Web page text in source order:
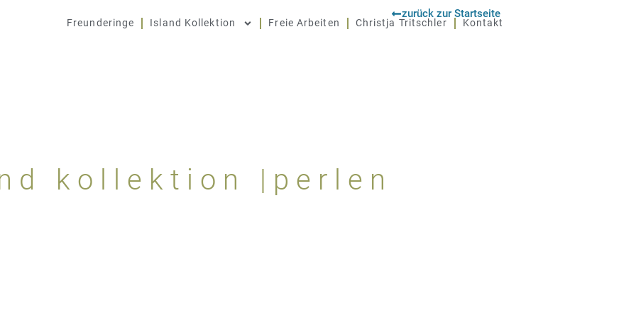
zurück zur Startseite
Freunderinge Island Kollektion Freie Arbeiten Christja Tritschler Kontakt
kollektion |perlen